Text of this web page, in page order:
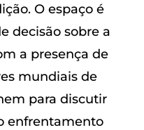
O espaço é
decisão sobre a
a presença de
mundiais de
para discutir
enfrentamento